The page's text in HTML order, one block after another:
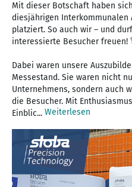
Mit dieser Botschaft haben
diesjährigen Interkommunalen
platziert. So auch wir – und
interessierte Besucher freuen!
Dabei waren unsere
Messestand. Sie waren nicht
Unternehmens, sondern auch
die Besucher. Mit
Einblic... Weiterlesen